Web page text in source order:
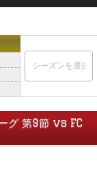
グ 第9節 vs FC